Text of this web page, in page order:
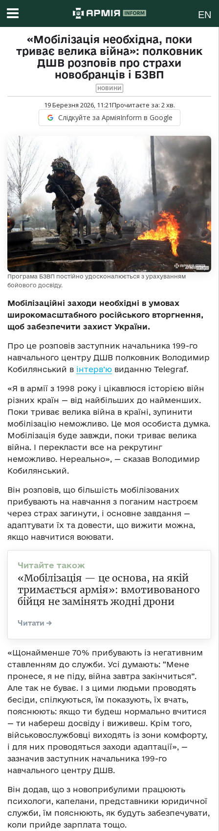
EN
«Мобілізація необхідна, поки
триває велика війна»: полковник
ДШВ розповів про страхи
новобранців і БЗВП
НОВИНИ
19 Березня 2026, 11:21Прочитаєте за: 2хв.
Слідкуйте за АрміяInform в Google
Програма БЗВП постійно удосконалюється з урахуванням
бойового досвіду.
Мобілізаційні заходи необхідні в умовах
широкомасштабного російського вторгнення,
щоб забезпечити захист України.
Про це розповів заступник начальника 199-го
навчального центру ДШВ полковник Володимир
Кобилянський в інтерв’ю виданню Telegraf.
«Я в армії з 1998 року і цікавлюся історією війн
різних країн — від найбільших до найменших.
Поки триває велика війна в країні, зупинити
мобілізацію неможливо. Це моя особиста думка.
Мобілізація буде завжди, поки триває велика
війна. І перекласти все на рекрутинг
неможливо. Нереально», — сказав Володимир
Кобилянський.
Він розповів, що більшість мобілізованих
прибувають на навчання з поганим настроєм
через страх загинути, і основне завдання —
адаптувати їх та довести, що вижити можна,
якщо навчитися воювати.
«Мобілізація — це основа, на якій
тримається армія»: вмотивованого
бійця не замінять жодні дрони
«Щонайменше 70% прибувають із негативним
ставленням до служби. Усі думають: “Мене
пронесе, я не піду, війна завтра закінчиться”.
Але так не буває. І з цими людьми проводять
бесіди, спілкуються, їм показують, їх вчать,
пояснюють: якщо ти будеш нормально вчитися
— ти набереш досвіду і виживеш. Крім того,
військовослужбовці виходять із зони комфорту,
і для них проводяться заходи адаптації», —
зазначив заступник начальника 199-го
навчального центру ДШВ.
Він додав, що з новоприбулими працюють
психологи, капелани, представники юридичної
служби, їм пояснюють, як будуть забезпечувати,
коли прийде зарплата тощо.